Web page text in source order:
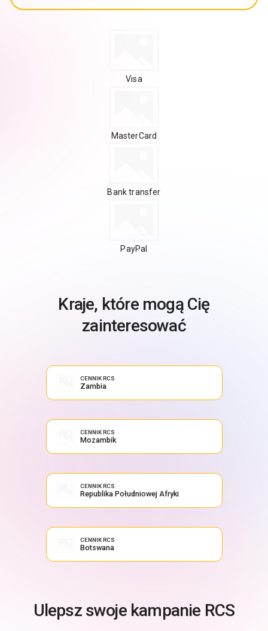
Visa
MasterCard
Bank transfer
PayPal
Kraje, które mogą Cię
zainteresować
CENNIK RCS
Zambia
CENNIK RCS
Mozambik
CENNIK RCS
Republika Południowej Afryki
CENNIK RCS
Botswana
Ulepsz swoje kampanie RCS